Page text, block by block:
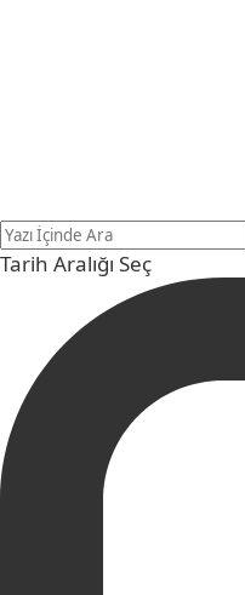
Tarih Aralığı Seç